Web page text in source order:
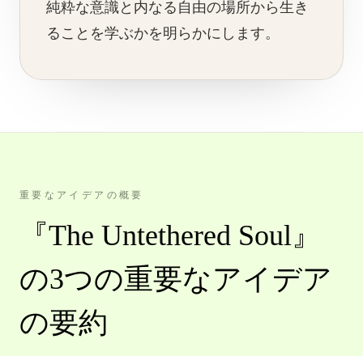
純粋な意識と内なる自由の場所から生き
ることを学ぶかを明らかにします。
重要なアイデアの概要
『The Untethered Soul』
の3つの重要なアイデア
の要約